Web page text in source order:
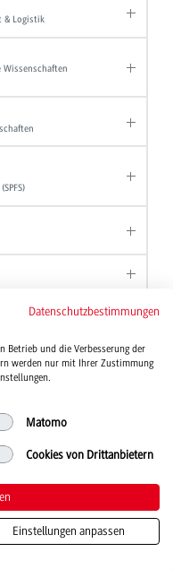
& Logistik
Management
für Chancengleichheit
Datenschutzbestimmungen
Betrieb und die Verbesserung der
werden nur mit Ihrer Zustimmung
Matomo
Cookies von Drittanbietern
Einstellungen anpassen